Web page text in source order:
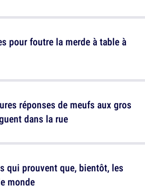
pour foutre la merde à table à
qui prouvent que, bientôt, les
monde
réponses de meufs aux gros
dans la rue